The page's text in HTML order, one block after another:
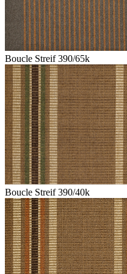
Boucle Streif 390/65k
Boucle Streif 390/40k